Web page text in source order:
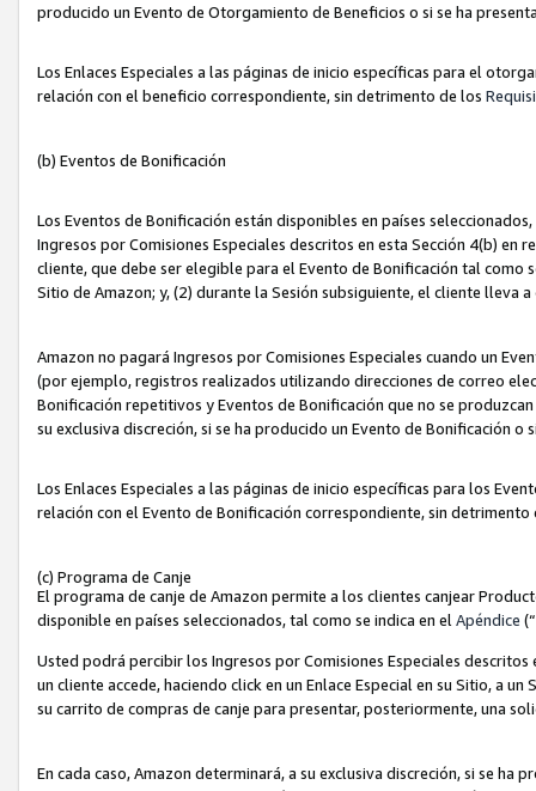
producido un Evento de Otorgamiento de Beneficios o si se ha
Los Enlaces Especiales a las páginas de inicio específicas para el
relación con el beneficio correspondiente, sin detrimento de los
(b) Eventos de Bonificación
Los Eventos de Bonificación están disponibles en países
Ingresos por Comisiones Especiales descritos en esta Sección 4(b) en
cliente, que debe ser elegible para el Evento de Bonificación tal como
Sitio de Amazon; y, (2) durante la Sesión subsiguiente, el cliente lleva
Amazon no pagará Ingresos por Comisiones Especiales cuando un
(por ejemplo, registros realizados utilizando direcciones de correo
Bonificación repetitivos y Eventos de Bonificación que no se
su exclusiva discreción, si se ha producido un Evento de Bonificación
Los Enlaces Especiales a las páginas de inicio específicas para los
relación con el Evento de Bonificación correspondiente, sin
(c) Programa de Canje
El programa de canje de Amazon permite a los clientes canjear
disponible en países seleccionados, tal como se indica en el Apéndice
Usted podrá percibir los Ingresos por Comisiones Especiales
un cliente accede, haciendo click en un Enlace Especial en su Sitio, a
su carrito de compras de canje para presentar, posteriormente, una
En cada caso, Amazon determinará, a su exclusiva discreción, si se